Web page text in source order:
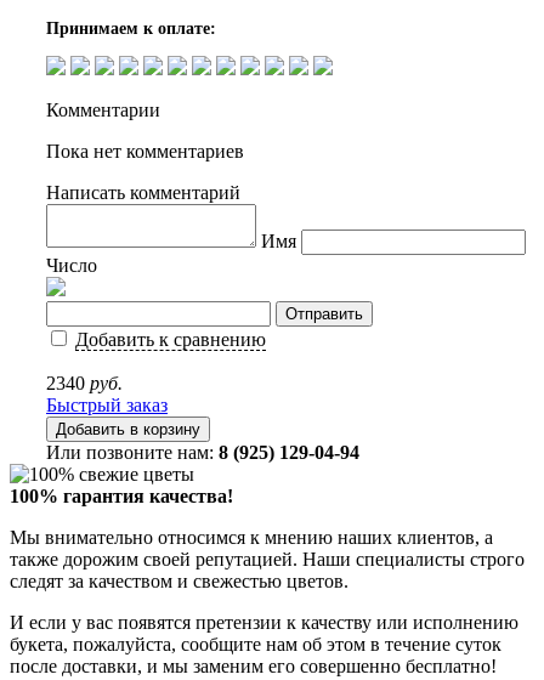
Принимаем к оплате:
Комментарии
Пока нет комментариев
Написать комментарий
Имя
Число
Добавить к сравнению
2340 руб.
Быстрый заказ
Или позвоните нам: 8 (925) 129-04-94
100% гарантия качества!
Мы внимательно относимся к мнению наших клиентов, а
также дорожим своей репутацией. Наши специалисты строго
следят за качеством и свежестью цветов.
И если у вас появятся претензии к качеству или исполнению
букета, пожалуйста, сообщите нам об этом в течение суток
после доставки, и мы заменим его совершенно бесплатно!